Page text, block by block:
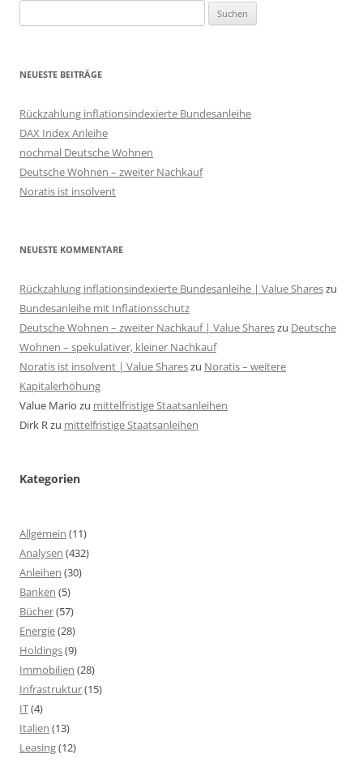
nach:
NEUESTE BEITRÄGE
Rückzahlung inflationsindexierte Bundesanleihe
DAX Index Anleihe
nochmal Deutsche Wohnen
Deutsche Wohnen – zweiter Nachkauf
Noratis ist insolvent
NEUESTE KOMMENTARE
Rückzahlung inflationsindexierte Bundesanleihe | Value Shareszu
Bundesanleihe mit Inflationsschutz
Deutsche Wohnen – zweiter Nachkauf | Value Shareszu Deutsche
Wohnen – spekulativer, kleiner Nachkauf
Noratis ist insolvent | Value Shareszu Noratis – weitere
Kapitalerhöhung
Value Mario zu mittelfristige Staatsanleihen
Dirk Rzu mittelfristige Staatsanleihen
Kategorien
Allgemein (11)
Analysen (432)
Anleihen (30)
Banken (5)
Bücher(57)
Energie(28)
Holdings(9)
Immobilien (28)
Infrastruktur(15)
IT(4)
Italien (13)
Leasing(12)